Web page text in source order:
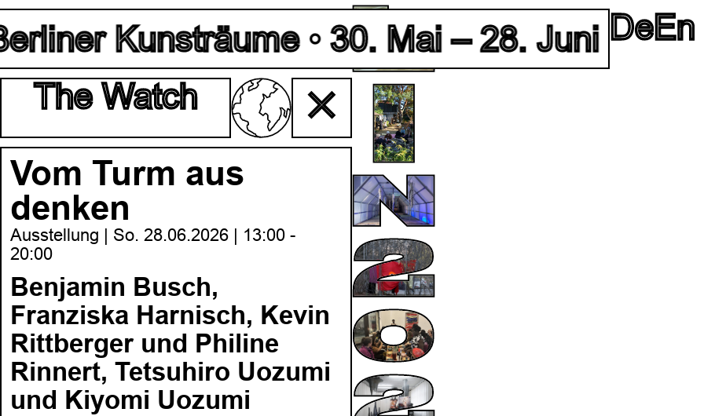
Kunsträume • 30. Mai – 28. Juni 2026
DeEn
The Watch
✕
Vom Turm aus
denken
Ausstellung | So. 28.06.2026 | 13:00 -
20:00
Benjamin Busch,
Franziska Harnisch, Kevin
Rittberger und Philine
Rinnert, Tetsuhiro Uozumi
und Kiyomi Uozumi